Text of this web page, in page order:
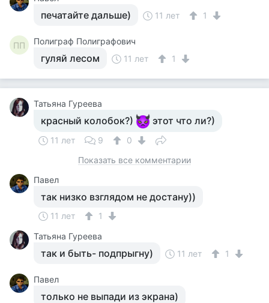
печатайте дальше) 11 лет 1
ПП Полиграф Полиграфович
гуляй лесом 11 лет 1
Татьяна Гуреева
красный колобок?) этот что ли?)
11 лет 9
0
Показать все комментарии
Павел
так низко взглядом не достану))
11 лет
1
Татьяна Гуреева
так и быть- подпрыгну) 11 лет 1
Павел
только не выпади из экрана)